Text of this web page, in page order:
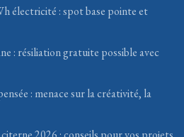
électricité : spot base pointe et
: résiliation gratuite possible avec
: menace sur la créativité, la